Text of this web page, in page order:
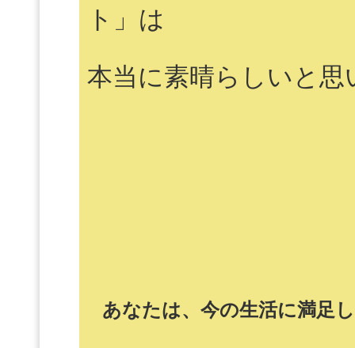
ト」は
本当に素晴らしいと思
あなたは、今の生活に満足